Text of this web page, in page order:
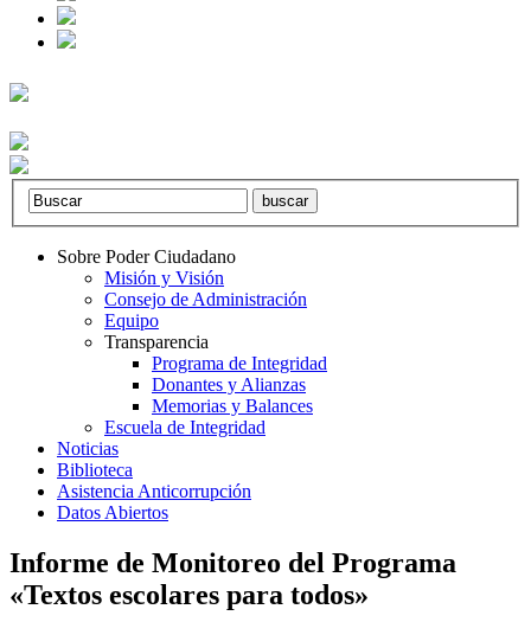
Sobre Poder Ciudadano
Misión y Visión
Consejo de Administración
Equipo
Transparencia
Programa de Integridad
Donantes y Alianzas
Memorias y Balances
Escuela de Integridad
Noticias
Biblioteca
Asistencia Anticorrupción
Datos Abiertos
Informe de Monitoreo del Programa
«Textos escolares para todos»